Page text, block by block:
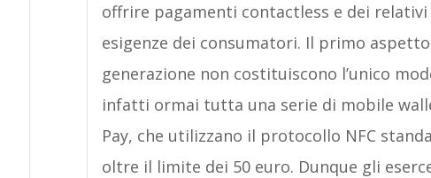
offrire pagamenti contactless e dei
esigenze dei consumatori. Il primo
generazione non costituiscono l’unico
infatti ormai tutta una serie di mobile
Pay, che utilizzano il protocollo NFC
oltre il limite dei 50 euro. Dunque gli